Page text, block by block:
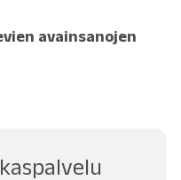
avainsanojen